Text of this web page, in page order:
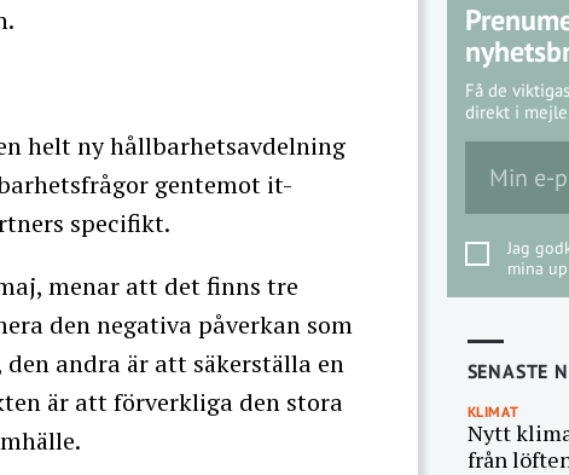
helt ny hållbarhetsavdelning
gentemot it-
specifikt.
menar att det finns tre
den negativa påverkan som
andra är att säkerställa en
är att förverkliga den stora
Få de
direkt i
Jag
mina
SENASTE
KLIMAT
Nytt
från